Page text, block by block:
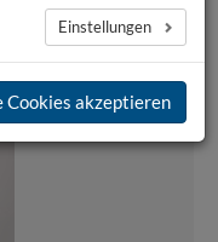
Einstellungen
Cookies akzeptieren